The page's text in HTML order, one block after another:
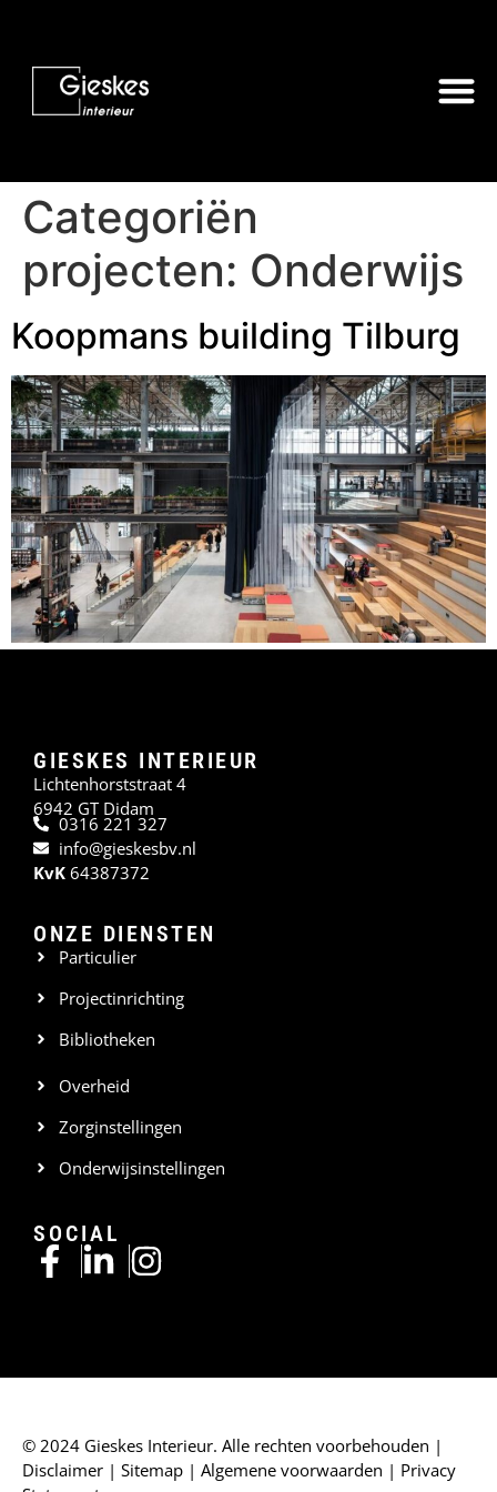
Categoriën
projecten: Onderwijs
Koopmans building Tilburg
GIESKES INTERIEUR
Lichtenhorststraat 4
6942 GT Didam
0316 221 327
info@gieskesbv.nl
KvK 64387372
ONZE DIENSTEN
Particulier
Projectinrichting
Bibliotheken
Overheid
Zorginstellingen
Onderwijsinstellingen
SOCIAL
© 2024 Gieskes Interieur. Alle rechten voorbehouden |
Disclaimer | Sitemap | Algemene voorwaarden | Privacy